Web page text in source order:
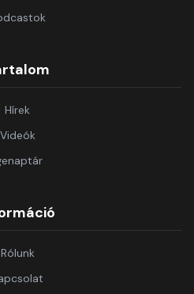
Hírek
Videók
Rólunk